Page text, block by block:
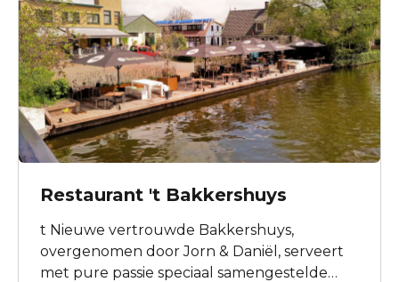
Restaurant 't Bakkershuys
t Nieuwe vertrouwde Bakkershuys,
overgenomen door Jorn & Daniël, serveert
met pure passie speciaal samengestelde